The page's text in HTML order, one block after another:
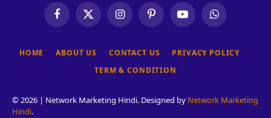
FacebookX
(Twitter)
InstagramPinterestYouTubeWhatsApp
HOME ABOUT US CONTACT US
PRIVACY POLICY
TERM & CONDITION
© 2026 | Network Marketing Hindi. Designed by Network Marketing
Hindi.